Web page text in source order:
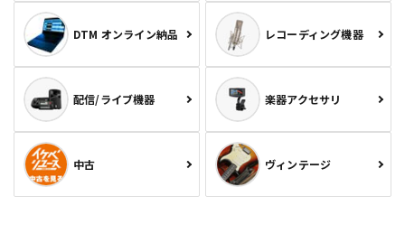
DTM オンライン納品 レコーディング機器
配信/ライブ機器 楽器アクセサリ
中古 ヴィンテージ